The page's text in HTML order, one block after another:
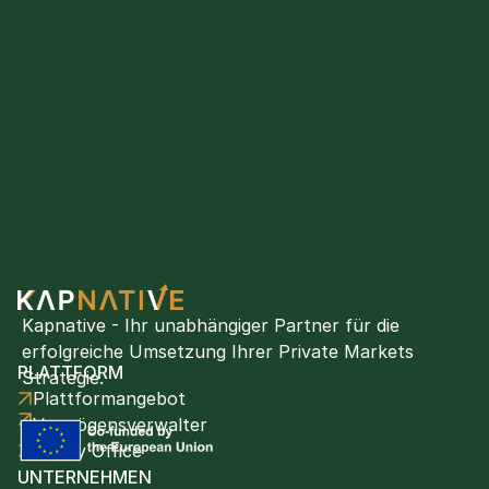
Kapnative - Ihr unabhängiger Partner für die
erfolgreiche Umsetzung Ihrer Private Markets
Strategie.
PLATTFORM
Plattformangebot
Vermögensverwalter
Family Office
UNTERNEHMEN